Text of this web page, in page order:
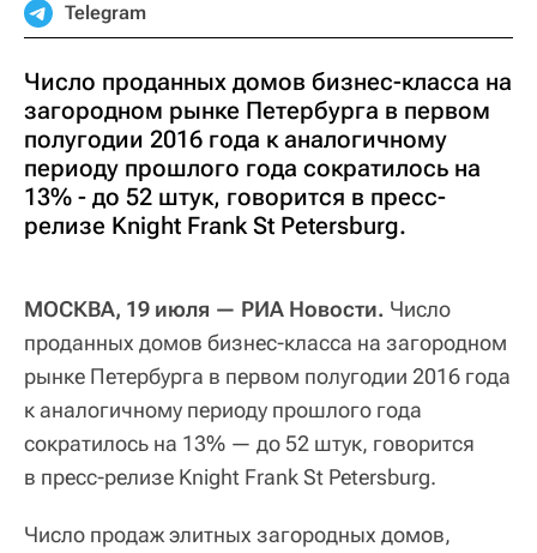
Telegram
Число проданных домов бизнес-класса на
загородном рынке Петербурга в первом
полугодии 2016 года к аналогичному
периоду прошлого года сократилось на
13% - до 52 штук, говорится в пресс-
релизе Knight Frank St Petersburg.
МОСКВА, 19 июля — РИА Новости. Число
проданных домов бизнес-класса на загородном
рынке Петербурга в первом полугодии 2016 года
к аналогичному периоду прошлого года
сократилось на 13% — до 52 штук, говорится
в пресс-релизе Knight Frank St Petersburg.
Число продаж элитных загородных домов,